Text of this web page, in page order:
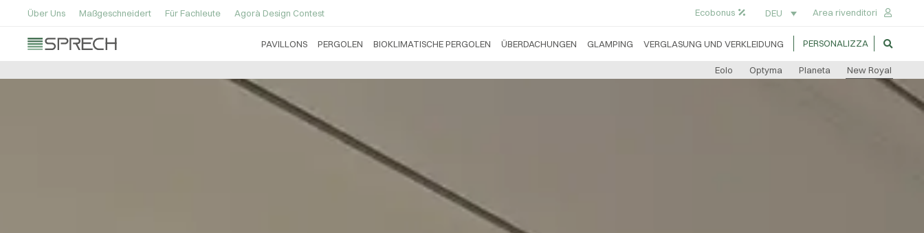
Über Uns Maßgeschneidert Für Fachleute Agorà Design Contest Ecobonus DEU Area rivenditori
PAVILLONS PERGOLEN BIOKLIMATISCHE PERGOLEN ÜBERDACHUNGEN GLAMPING VERGLASUNG UND VERKLEIDUNG PERSONALIZZA
Eolo Optyma Planeta New Royal